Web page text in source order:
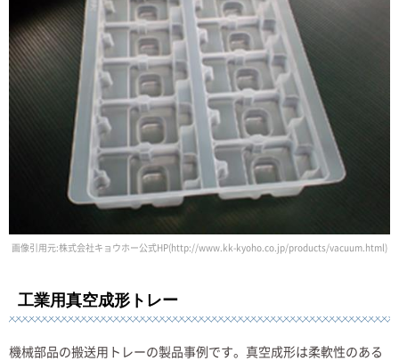
画像引用元:株式会社キョウホー公式HP(http://www.kk-kyoho.co.jp/products/vacuum.html)
工業用真空成形トレー
機械部品の搬送用トレーの製品事例です。真空成形は柔軟性のある